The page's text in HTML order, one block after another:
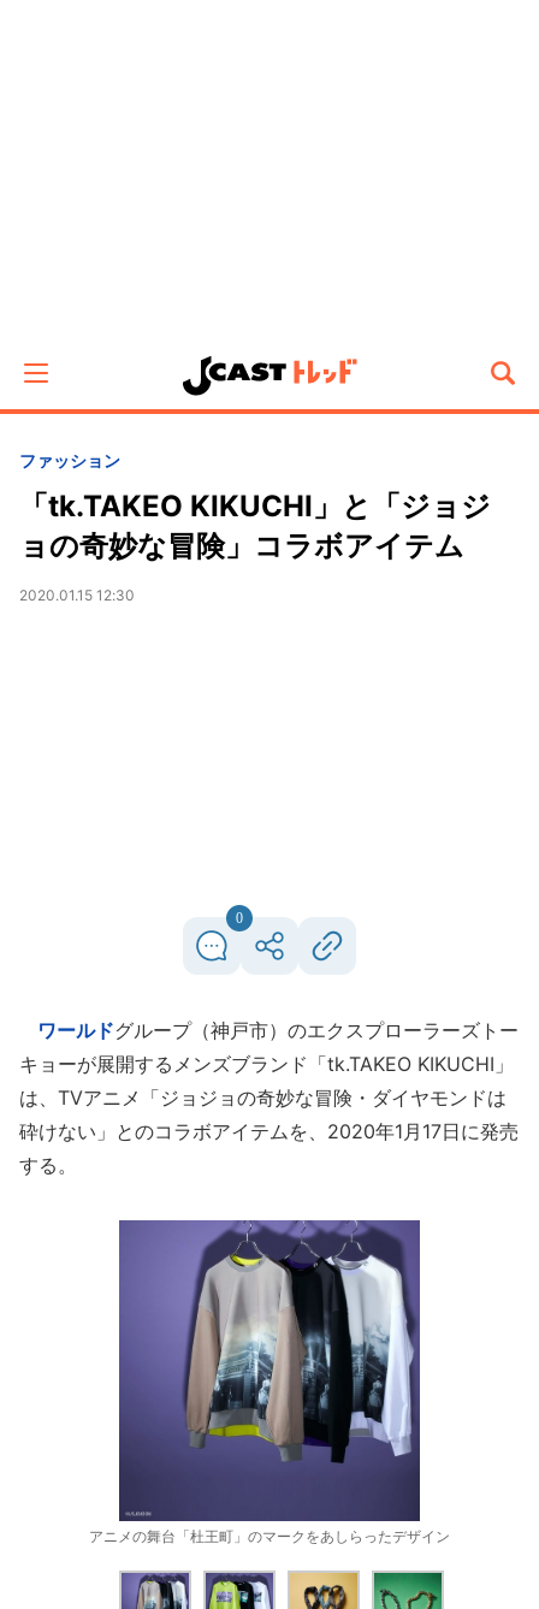
ファッション
「tk.TAKEO KIKUCHI」と「ジョジ
ョの奇妙な冒険」コラボアイテム
2020.01.15 12:30
0
ワールドグループ（神戸市）のエクスプローラーズトー
キョーが展開するメンズブランド「tk.TAKEO KIKUCHI」
は、TVアニメ「ジョジョの奇妙な冒険・ダイヤモンドは
砕けない」とのコラボアイテムを、2020年1月17日に発売
する。
アニメの舞台「杜王町」のマークをあしらったデザイン